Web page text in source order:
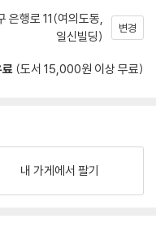
은행로 11(여의도동,
일신빌딩)
변경
(도서 15,000원 이상 무료)
내 가게에서 팔기